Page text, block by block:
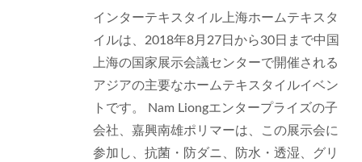
インターテキスタイル上海ホームテキスタ
イルは、2018年8月27日から30日まで中国
上海の国家展示会議センターで開催される
アジアの主要なホームテキスタイルイベン
トです。 Nam Liongエンタープライズの子
会社、嘉興南雄ポリマーは、この展示会に
参加し、抗菌・防ダニ、防水・透湿、グリ